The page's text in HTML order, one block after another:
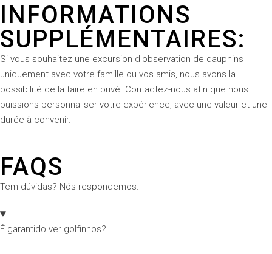
INFORMATIONS
SUPPLÉMENTAIRES:
Si vous souhaitez une excursion d'observation de dauphins
uniquement avec votre famille ou vos amis, nous avons la
possibilité de la faire en privé. Contactez-nous afin que nous
puissions personnaliser votre expérience, avec une valeur et une
durée à convenir.
FAQS
Tem dúvidas? Nós respondemos.
É garantido ver golfinhos?